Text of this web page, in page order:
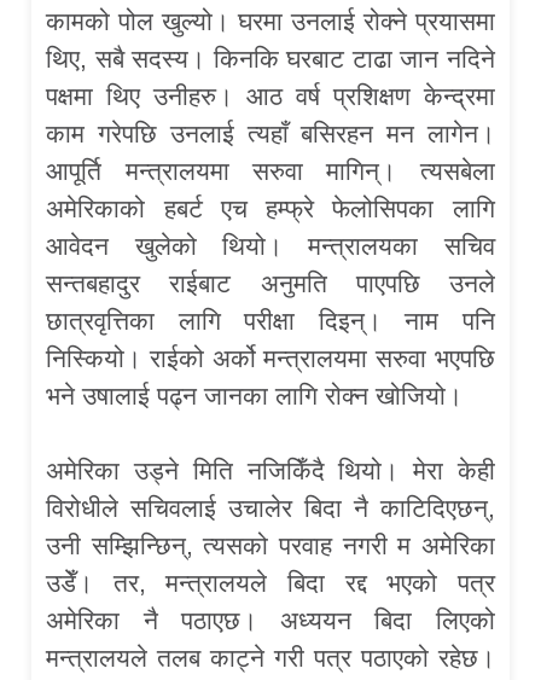
कामको पोल खुल्यो। घरमा उनलाई रोक्ने प्रयासमा
थिए, सबै सदस्य। किनकि घरबाट टाढा जान नदिने
पक्षमा थिए उनीहरु। आठ वर्ष प्रशिक्षण केन्द्रमा
काम गरेपछि उनलाई त्यहाँ बसिरहन मन लागेन।
आपूर्ति मन्त्रालयमा सरुवा मागिन्। त्यसबेला
अमेरिकाको हबर्ट एच हम्फ्रे फेलोसिपका लागि
आवेदन खुलेको थियो। मन्त्रालयका सचिव
सन्तबहादुर राईबाट अनुमति पाएपछि उनले
छात्रवृत्तिका लागि परीक्षा दिइन्। नाम पनि
निस्कियो। राईको अर्को मन्त्रालयमा सरुवा भएपछि
भने उषालाई पढ्न जानका लागि रोक्न खोजियो।
अमेरिका उड्ने मिति नजिकिँदै थियो। मेरा केही
विरोधीले सचिवलाई उचालेर बिदा नै काटिदिएछन्,
उनी सम्झिन्छिन्, त्यसको परवाह नगरी म अमेरिका
उडेँ। तर, मन्त्रालयले बिदा रद्द भएको पत्र
अमेरिका नै पठाएछ। अध्ययन बिदा लिएको
मन्त्रालयले तलब काट्ने गरी पत्र पठाएको रहेछ।